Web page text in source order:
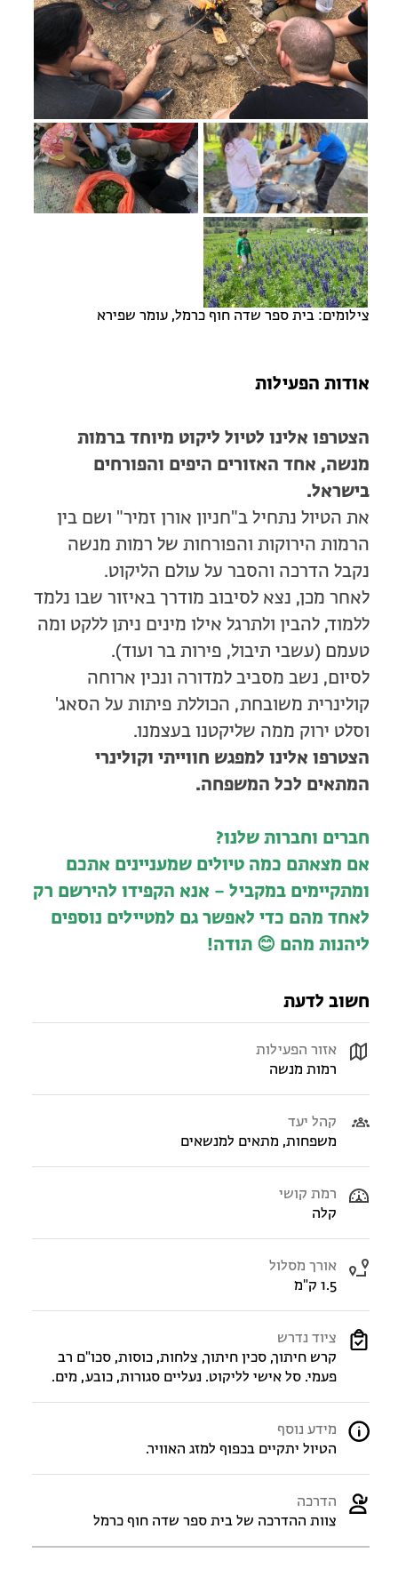
מחנות קיץ
מחנות קיץ
חופשות בבתי ספר שדה
ארץ אהבתי – קבוצות טיולים למבוגרים
צילומים: בית ספר שדה חוף כרמל, עומר שפירא
אודות הפעילות
הצטרפו אלינו לטיול ליקוט מיוחד ברמות
מנשה, אחד האזורים היפים והפורחים
בישראל.
את הטיול נתחיל ב"חניון אורן זמיר" ושם בין
הרמות הירוקות והפורחות של רמות מנשה
נקבל הדרכה והסבר על עולם הליקוט.
לאחר מכן, נצא לסיבוב מודרך באיזור שבו נלמד
ללמוד, להבין ולתרגל אילו מינים ניתן ללקט ומה
טעמם (עשבי תיבול, פירות בר ועוד).
לסיום, נשב מסביב למדורה ונכין ארוחה
קולינרית משובחת, הכוללת פיתות על הסאג'
וסלט ירוק ממה שליקטנו בעצמנו.
הצטרפו אלינו למפגש חווייתי וקולינרי
המתאים לכל המשפחה.
חברים וחברות שלנו?
אם מצאתם כמה טיולים שמעניינים אתכם
ומתקיימים במקביל – אנא הקפידו להירשם רק
לאחד מהם כדי לאפשר גם למטיילים נוספים
ליהנות מהם 😊 תודה!
חשוב לדעת
אזור הפעילות
רמות מנשה
קהל יעד
משפחות, מתאים למנשאים
רמת קושי
קלה
אורך מסלול
1.5 ק"מ
ציוד נדרש
קרש חיתוך, סכין חיתוך, צלחות, כוסות, סכו"ם רב
פעמי. סל אישי לליקוט. נעליים סגורות, כובע, מים.
מידע נוסף
הטיול יתקיים בכפוף למזג האוויר.
הדרכה
צוות ההדרכה של בית ספר שדה חוף כרמל